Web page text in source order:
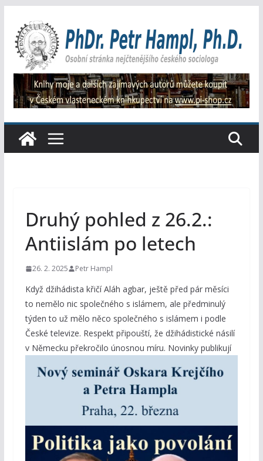
obsah
Druhý pohled z 26.2.:
Antiislám po letech
26. 2. 2025 Petr Hampl
Když džihádista křičí Aláh agbar, ještě před pár měsíci
to nemělo nic společného s islámem, ale předminulý
týden to už mělo něco společného s islámem i podle
České televize. Respekt připouští, že džihádistické násilí
v Německu překročilo únosnou míru. Novinky publikují